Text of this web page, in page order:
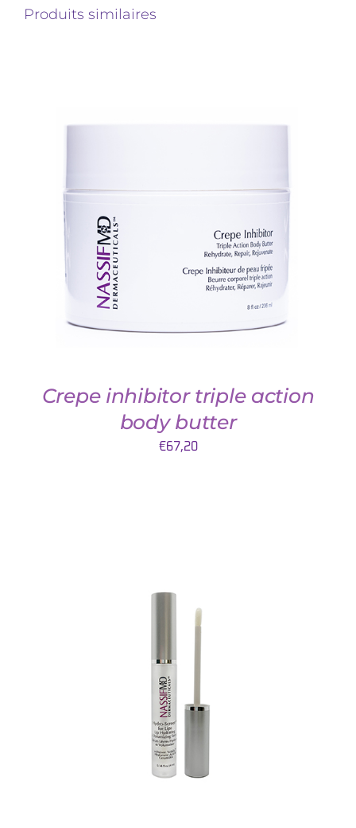
Produits similaires
DETAILS
Crepe inhibitor triple action
body butter
€67,20